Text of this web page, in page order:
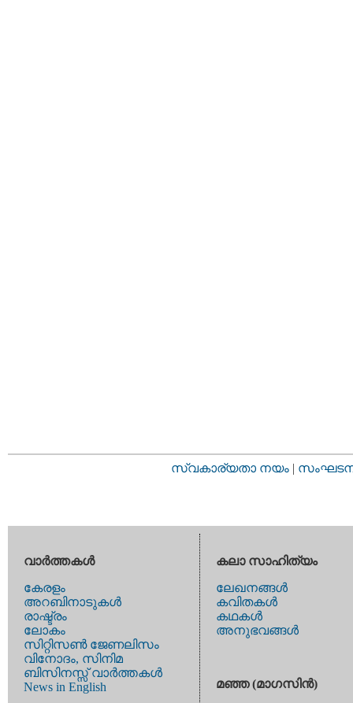
സ്വകാര്യതാ നയം |
വാര്‍ത്തകള്‍
കേരളം
അറബിനാടുകള്‍
രാഷ്ട്രം
ലോകം
സിറ്റിസണ്‍ ജേണലിസം
വിനോദം, സിനിമ
ബിസിനസ്സ് വാര്‍ത്തകള്‍
News in English
കലാ സാഹിത്യം
ലേഖനങ്ങള്‍
കവിതകള്‍
കഥകള്‍
അനുഭവങ്ങള്‍
മഞ്ഞ (മാഗസിന്‍)